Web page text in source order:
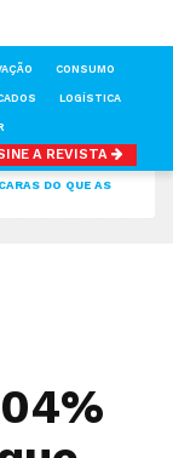
CONSUMO
LOGÍSTICA
A REVISTA
DO QUE AS